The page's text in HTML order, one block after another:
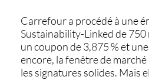
Carrefour a procédé à une
Sustainability-Linked de 750
un coupon de 3,875 % et
encore, la fenêtre de
les signatures solides. Mais